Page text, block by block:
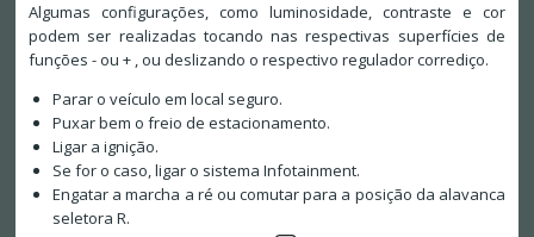
Algumas configurações, como luminosidade, contraste e cor
podem ser realizadas tocando nas respectivas superfícies de
funções - ou + , ou deslizando o respectivo regulador corrediço.
Parar o veículo em local seguro.
Puxar bem o freio de estacionamento.
Ligar a ignição.
Se for o caso, ligar o sistema Infotainment.
Engatar a marcha a ré ou comutar para a posição da alavanca
seletora R.